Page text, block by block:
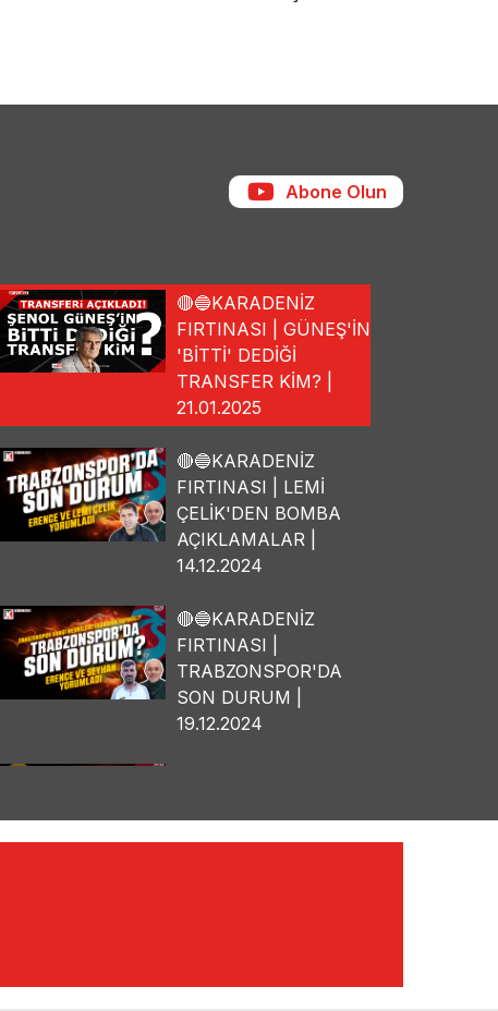
Abone Olun
🔴🔵KARADENİZ
FIRTINASI | GÜNEŞ'İN
'BİTTİ' DEDİĞİ
TRANSFER KİM? |
21.01.2025
🔴🔵KARADENİZ
FIRTINASI | LEMİ
ÇELİK'DEN BOMBA
AÇIKLAMALAR |
14.12.2024
🔴🔵KARADENİZ
FIRTINASI |
TRABZONSPOR'DA
SON DURUM |
19.12.2024
FIRTINASI | YILMAZ